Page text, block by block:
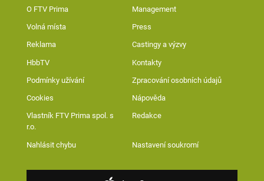
O FTV Prima Management
Volná místa Press
Reklama Castingy a výzvy
HbbTV Kontakty
Podmínky užívání Zpracování osobních údajů
Cookies Nápověda
Vlastník FTV Prima spol. s
r.o.
Redakce
Nahlásit chybu Nastavení soukromí